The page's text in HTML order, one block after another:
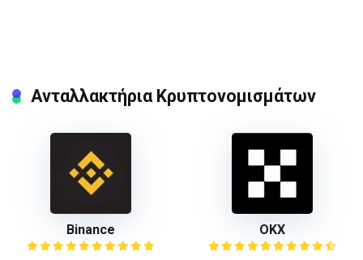
Ανταλλακτήρια Κρυπτονομισμάτων
Binance ΟΚΧ